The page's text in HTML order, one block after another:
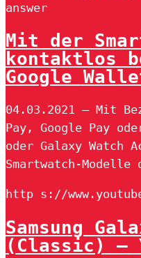
answer
Mit der
kontaktlos
Google
04.03.2021 — Mit
Pay, Google Pay
oder Galaxy
Smartwatch-Modelle
http s://
Samsung
(Classic) –